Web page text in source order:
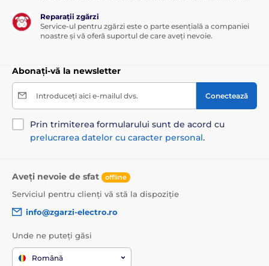
Reparații zgărzi
Service-ul pentru zgărzi este o parte esențială a companiei
noastre și vă oferă suportul de care aveți nevoie.
Abonați-vă la newsletter
Introduceți aici e-mailul dvs. Conectează
Prin trimiterea formularului sunt de acord cu
prelucrarea datelor cu caracter personal.
Aveți nevoie de sfat offline
Serviciul pentru clienți vă stă la dispoziție
info@zgarzi-electro.ro
Unde ne puteți găsi
Română